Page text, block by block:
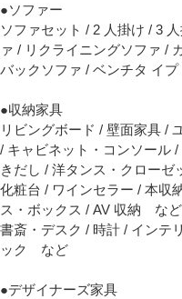
●ソファー
ソファセット / 2 人掛け / 3
ァ / リクライニングソファ /
バックソファ / ベンチタ イ
●収納家具
リビングボード / 壁面家具 /
/ キャビネット・コンソール
きだし / 洋タンス・クローゼ
化粧台 / ワインセラー / 本収
ス・ボックス / AV 収納 など
書斎・デスク / 時計 / インテ
ック など
●デザイナーズ家具